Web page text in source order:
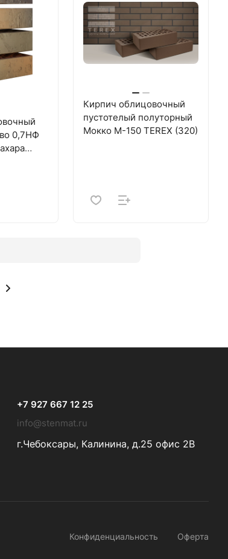
0,7НФ
Кирпич облицовочный
пустотелый полуторный
Мокко М-150 TEREX (320)
+7 927 667 12 25
info@stenmat.ru
г.Чебоксары, Калинина, д.25 офис 2В
Конфиденциальность Оферта